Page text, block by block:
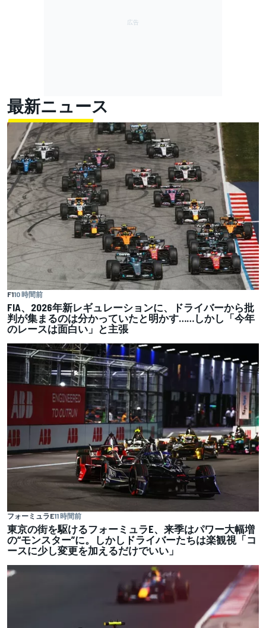
最新ニュース
F110 時間前
FIA、2026年新レギュレーションに、ドライバーから批
判が集まるのは分かっていたと明かす……しかし「今年
のレースは面白い」と主張
フォーミュラE11 時間前
東京の街を駆けるフォーミュラE、来季はパワー大幅増
の“モンスター”に。しかしドライバーたちは楽観視「コ
ースに少し変更を加えるだけでいい」